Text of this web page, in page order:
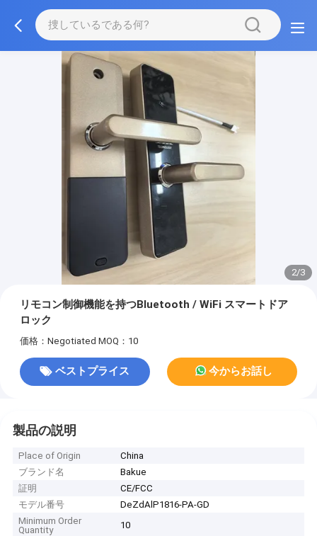
2/3
リモコン制御機能を持つBluetooth / WiFi スマートドア
ロック
価格：Negotiated MOQ：10
ベストプライス 今からお話し
製品の説明
Place of Origin
China
ブランド名
Bakue
証明
CE/FCC
モデル番号
DeZdAlP1816-PA-GD
Minimum Order
Quantity
10